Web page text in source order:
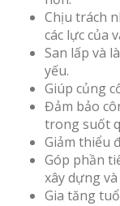
Chịu trách
các lực của
San lấp và
yếu.
Giúp củng
Đảm bảo
trong suốt
Giảm thiểu
Góp phần
xây dựng
Gia tăng